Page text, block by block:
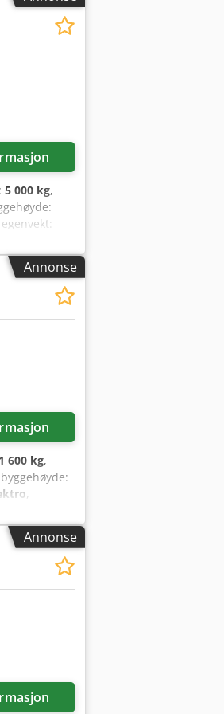
5 000 kg,
klasse 4 =
Ny maskin
80 - 100%
80 -
armlene
Annonse
1 600 kg,
,
80 - 100 %
Batteritype:
Annonse